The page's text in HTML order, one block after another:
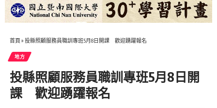
首頁 » 投縣照顧服務員職訓專班5月8日開課 歡迎踴躍報名
地方
投縣照顧服務員職訓專班5月8日開
課 歡迎踴躍報名